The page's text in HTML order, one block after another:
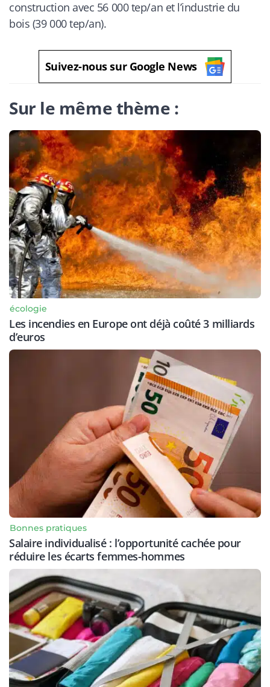
construction avec 56 000 tep/an et l’industrie du
bois (39 000 tep/an).
Suivez-nous sur Google News
Sur le même thème :
écologie
Les incendies en Europe ont déjà coûté 3 milliards
d’euros
Bonnes pratiques
Salaire individualisé : l’opportunité cachée pour
réduire les écarts femmes-hommes